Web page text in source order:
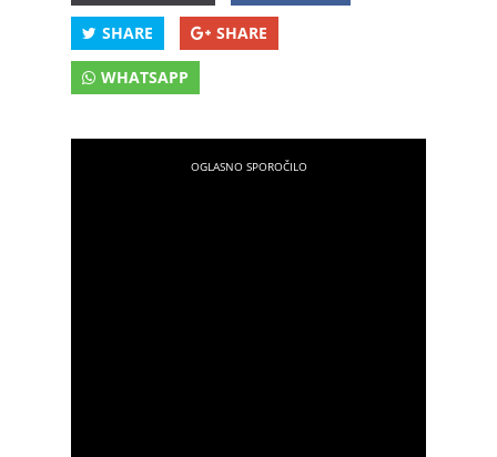
SHARE SHARE
WHATSAPP